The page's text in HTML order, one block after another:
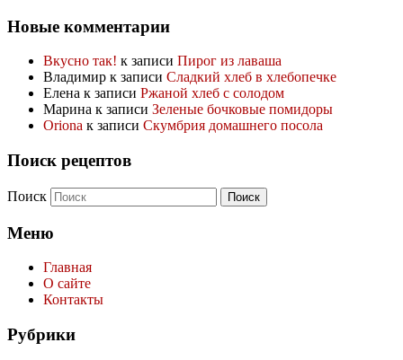
Новые комментарии
Вкусно так! к записи Пирог из лаваша
Владимир к записи Сладкий хлеб в хлебопечке
Елена к записи Ржаной хлеб с солодом
Марина к записи Зеленые бочковые помидоры
Oriona к записи Скумбрия домашнего посола
Поиск рецептов
Поиск
Меню
Главная
О сайте
Контакты
Рубрики